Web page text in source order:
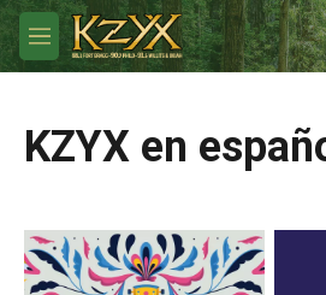
Skip to main content
M
e
KZYX en